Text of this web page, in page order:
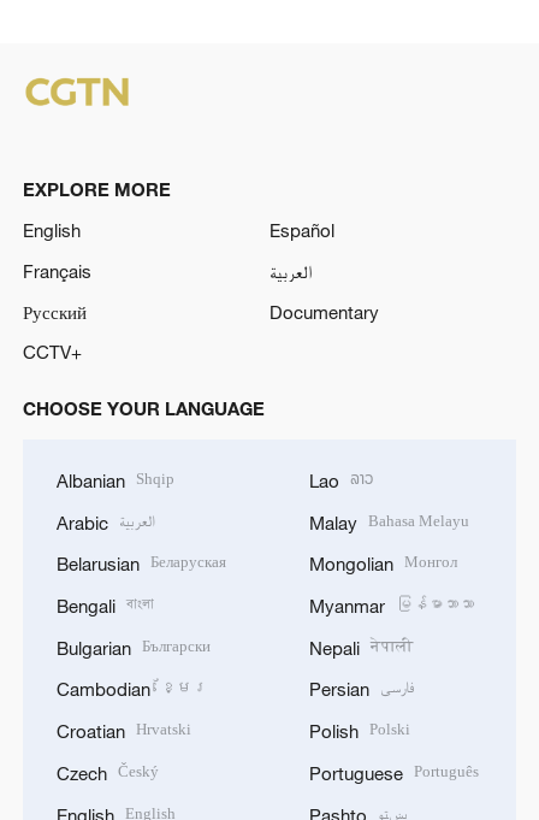
EXPLORE MORE
English
Español
Français
العربية
Русский
Documentary
CCTV+
CHOOSE YOUR LANGUAGE
Albanian Shqip
Arabic العربية
Belarusian Беларуская
Bengali বাংলা
Bulgarian Български
Cambodian ខ្មែរ
Croatian Hrvatski
Czech Český
English English
Lao ລາວ
Malay Bahasa Melayu
Mongolian Монгол
Myanmar မြန်မာဘာသာ
Nepali नेपाली
Persian فارسی
Polish Polski
Portuguese Português
Pashto پښتو